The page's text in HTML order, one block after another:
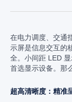
在电力调度、交通
示屏是信息交互的
全。小间距 LED
首选显示设备。那
超高清晰度：精准